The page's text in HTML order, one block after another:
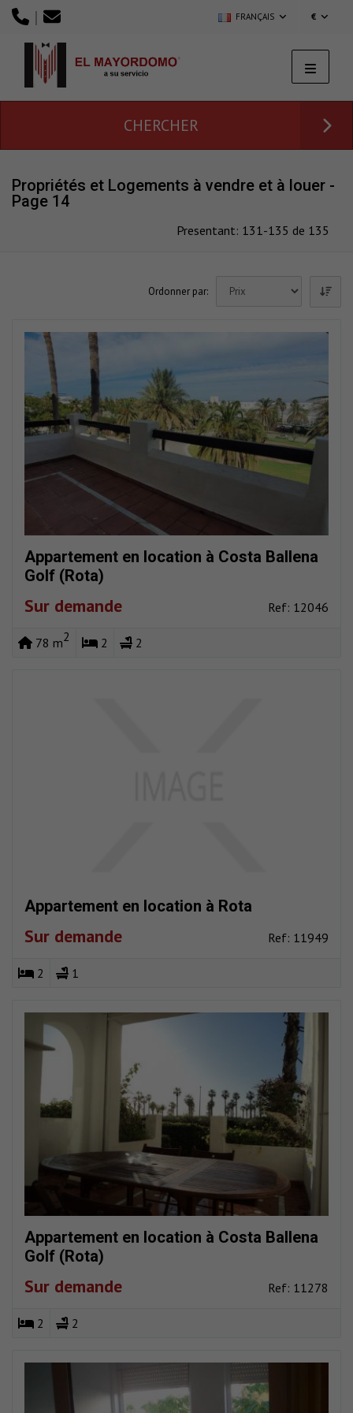
| FRANÇAIS €
CHERCHER
Propriétés et Logements à vendre et à louer -
Page 14
Presentant: 131-135 de 135
Ordonner par:
Appartement en location à Costa Ballena
Golf (Rota)
Sur demande Ref: 12046
78 m2 2 2
Appartement en location à Rota
Sur demande Ref: 11949
2 1
Appartement en location à Costa Ballena
Golf (Rota)
Sur demande Ref: 11278
2 2